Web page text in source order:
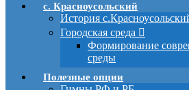
с. Красноусольский
История
Городская среда
Формирование
среды
Полезные опции